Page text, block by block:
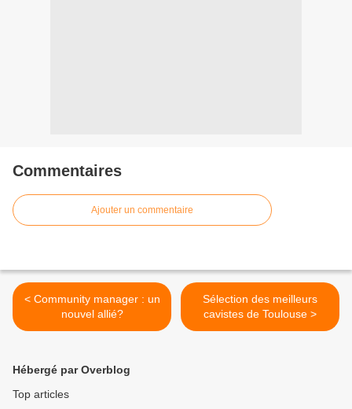
Commentaires
Ajouter un commentaire
< Community manager : un
nouvel allié?
Sélection des meilleurs
cavistes de Toulouse >
Hébergé par Overblog
Top articles